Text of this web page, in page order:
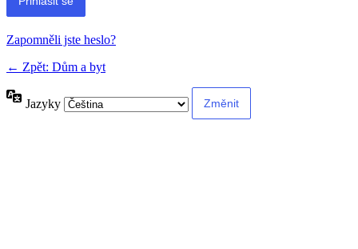
Alternative:
Zapomněli jste heslo?
← Zpět: Dům a byt
Jazyky